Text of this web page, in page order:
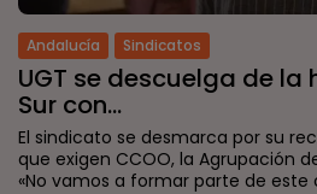
Andalucía Sindicatos
UGT se descuelga de la
Sur con...
El sindicato se desmarca por su
que exigen CCOO, la Agrupación
«No vamos a formar parte de este